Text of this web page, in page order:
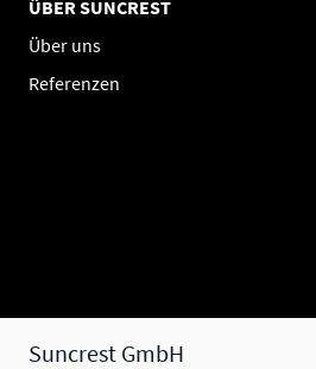
ÜBER SUNCREST
Über uns
Referenzen
Suncrest GmbH